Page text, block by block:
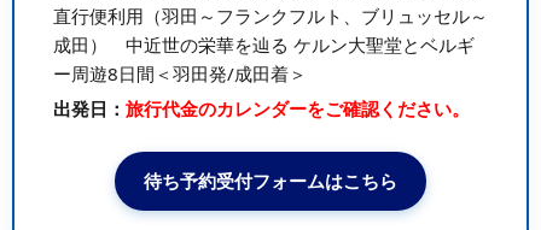
直行便利用（羽田～フランクフルト、ブリュッセル～
成田） 中近世の栄華を辿る ケルン大聖堂とベルギ
ー周遊8日間＜羽田発/成田着＞
出発日： 旅行代金のカレンダーをご確認ください。
待ち予約受付フォームはこちら